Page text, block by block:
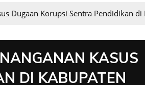
Dugaan Korupsi Sentra Pendidikan
KASUS
DI KABUPATEN